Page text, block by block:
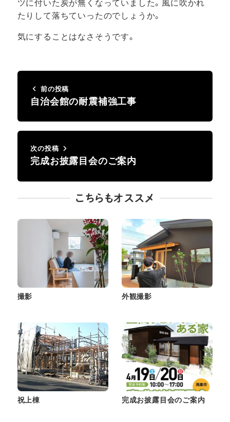
ツに付いた炭が無くなっていました。風に吹かれ
たりして落ちていったのでしょうか。
気にすることはなさそうです。
前の投稿
自治会館の耐震補強工事
次の投稿
完成お披露目会のご案内
こちらもオススメ
撮影 外観撮影
祝上棟 完成お披露目会のご案内